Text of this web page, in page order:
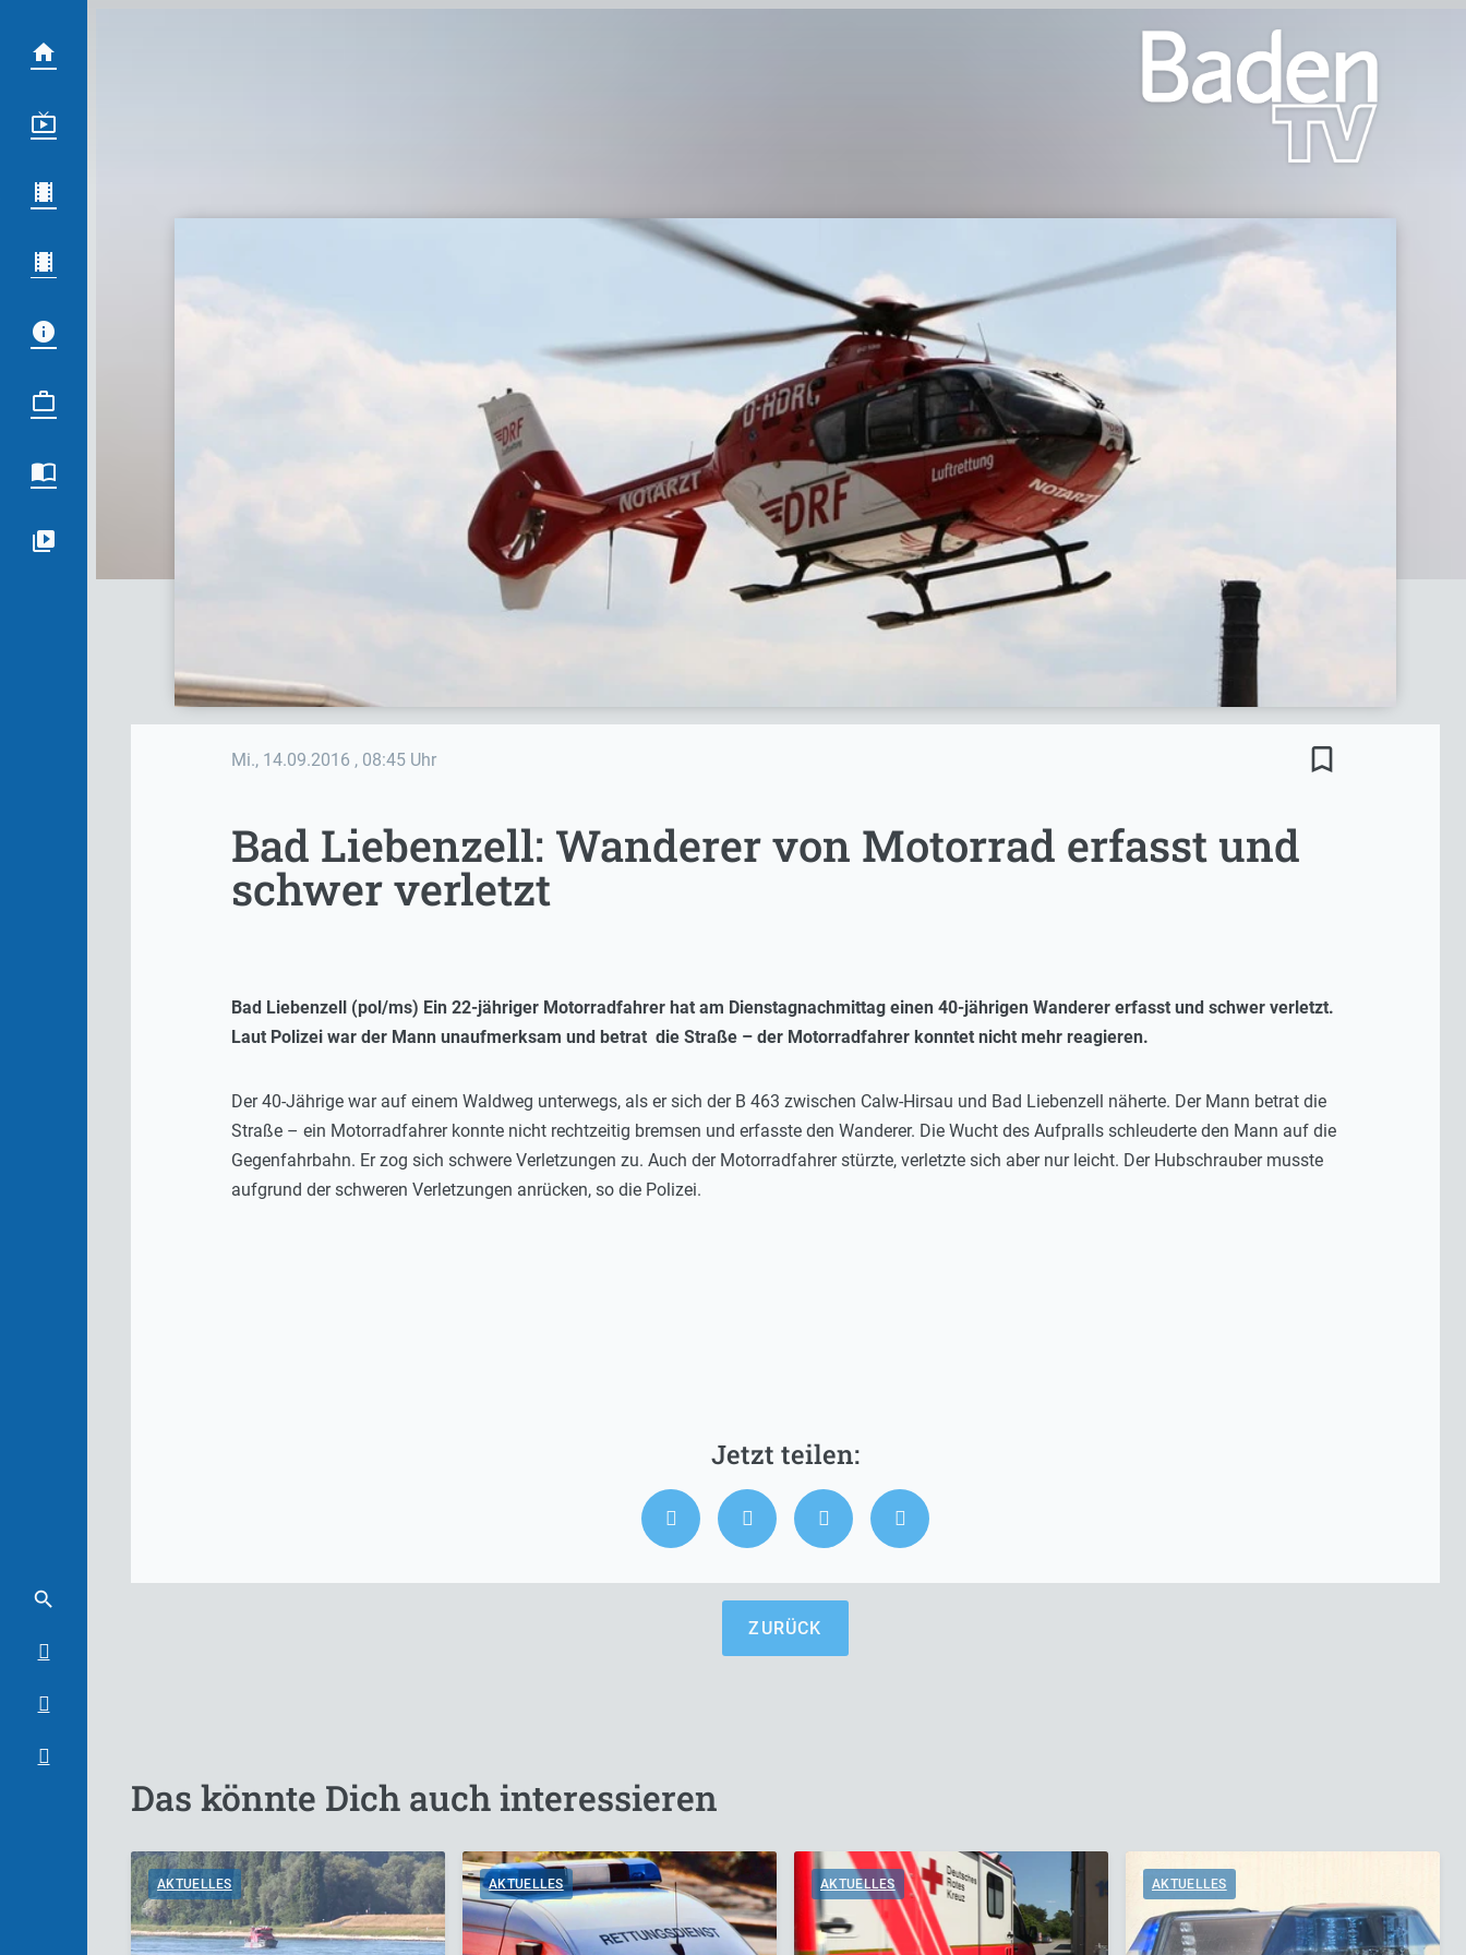
Mi., 14.09.2016 , 08:45 Uhr bookmark_border
Bad Liebenzell: Wanderer von Motorrad erfasst und
schwer verletzt
Bad Liebenzell (pol/ms) Ein 22-jähriger Motorradfahrer hat am Dienstagnachmittag einen 40-jährigen Wanderer erfasst und schwer verletzt.
Laut Polizei war der Mann unaufmerksam und betrat die Straße – der Motorradfahrer konntet nicht mehr reagieren.
Der 40-Jährige war auf einem Waldweg unterwegs, als er sich der B 463 zwischen Calw-Hirsau und Bad Liebenzell näherte. Der Mann betrat die
Straße – ein Motorradfahrer konnte nicht rechtzeitig bremsen und erfasste den Wanderer. Die Wucht des Aufpralls schleuderte den Mann auf die
Gegenfahrbahn. Er zog sich schwere Verletzungen zu. Auch der Motorradfahrer stürzte, verletzte sich aber nur leicht. Der Hubschrauber musste
aufgrund der schweren Verletzungen anrücken, so die Polizei.
ZURÜCK
Das könnte Dich auch interessieren
AKTUELLES AKTUELLES AKTUELLES AKTUELLES